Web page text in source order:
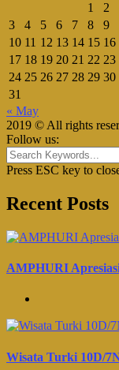
1
2
3
4 5 6 7 8
9
10 11 12 13 14 15 16
17 18 19 20 21 22 23
24 25 26 27 28 29 30
31
« May
2019 © All rights
Follow us:
Press ESC key to
Recent Posts
AMPHURI
Wisata Turki 10D/